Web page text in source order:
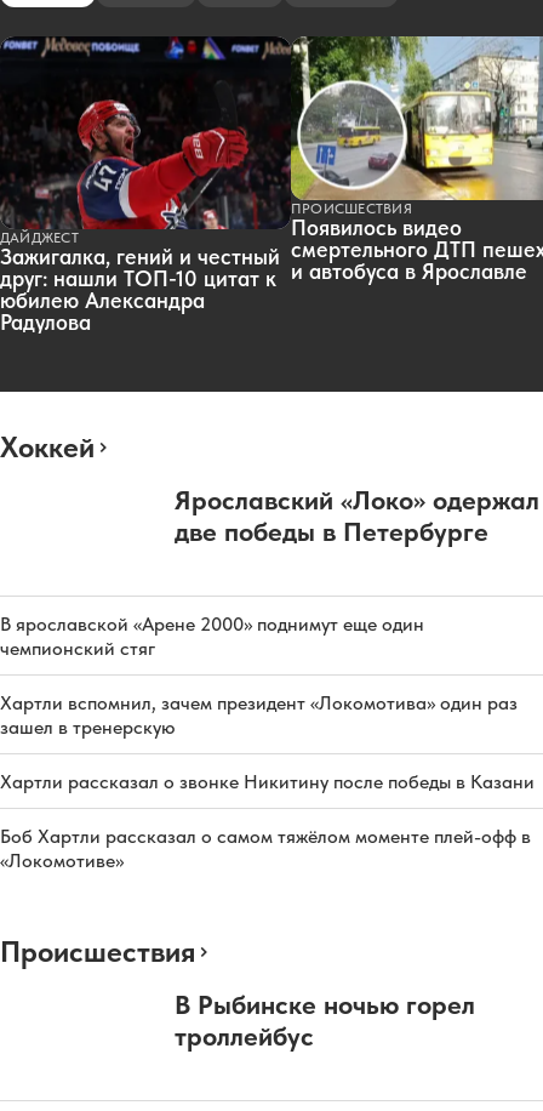
ДАЙДЖЕСТ
Зажигалка, гений и честный
друг: нашли ТОП-10 цитат к
юбилею Александра
Радулова
ПРОИСШЕСТВИЯ
Появилось видео
смертельного ДТП
и автобуса в Ярославле
Хоккей
Ярославский «Локо» одержал
две победы в Петербурге
В ярославской «Арене 2000» поднимут еще один
чемпионский стяг
Хартли вспомнил, зачем президент «Локомотива» один раз
зашел в тренерскую
Хартли рассказал о звонке Никитину после победы в Казани
Боб Хартли рассказал о самом тяжёлом моменте плей-офф в
«Локомотиве»
Происшествия
В Рыбинске ночью горел
троллейбус